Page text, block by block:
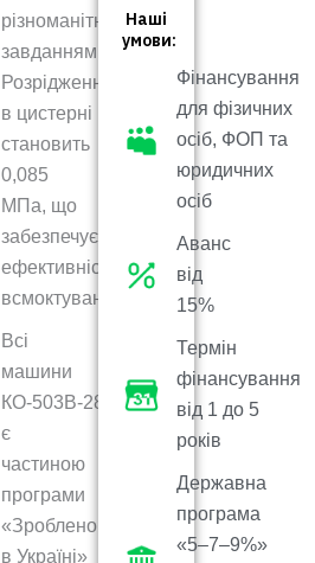
різноманітними
завданнями.
Розрідження
в цистерні
становить
0,085
МПа, що
забезпечує
ефективність
всмоктування.
Всі
машини
КО-503В-28
є
частиною
програми
«Зроблено
в Україні»
Наші
умови:
Фінансування
для фізичних
осіб, ФОП та
юридичних
осіб
Аванс
від
15%
Термін
фінансування
від 1 до 5
років
Державна
програма
«5–7–9%»